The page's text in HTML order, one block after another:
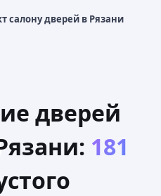
салону дверей в Рязани
дверей
181